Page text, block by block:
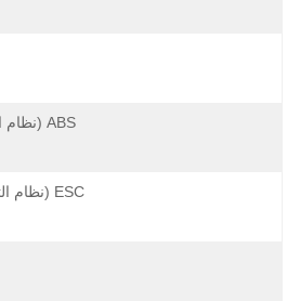
ABS (نظام الفرامل المانعة للانغلاق):
ESC (نظام التحكم الإلكتروني بالثبات):